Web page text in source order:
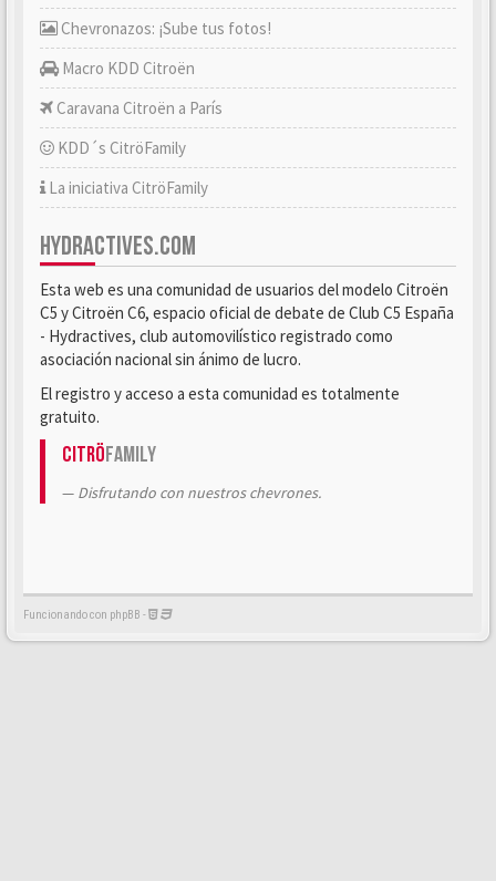
Chevronazos: ¡Sube tus fotos!
Macro KDD Citroën
Caravana Citroën a París
KDD´s CitröFamily
La iniciativa CitröFamily
HYDRACTIVES.COM
Esta web es una comunidad de usuarios del modelo Citroën
C5 y Citroën C6, espacio oficial de debate de Club C5 España
- Hydractives, club automovilístico registrado como
asociación nacional sin ánimo de lucro.
El registro y acceso a esta comunidad es totalmente
gratuito.
CitröFamily
Disfrutando con nuestros chevrones.
Funcionando con phpBB -